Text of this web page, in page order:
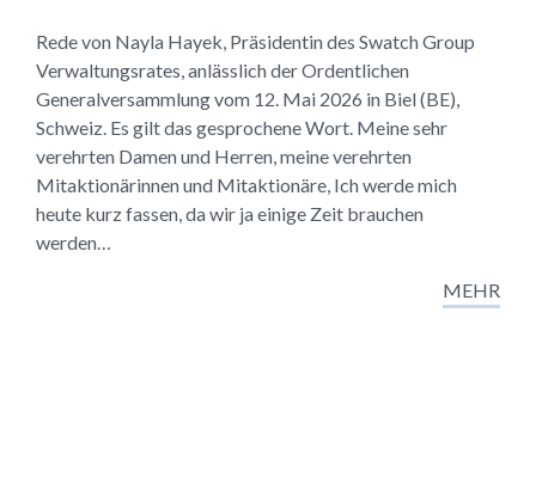
Rede von Nayla Hayek, Präsidentin des Swatch Group
Verwaltungsrates, anlässlich der Ordentlichen
Generalversammlung vom 12. Mai 2026 in Biel (BE),
Schweiz. Es gilt das gesprochene Wort. Meine sehr
verehrten Damen und Herren, meine verehrten
Mitaktionärinnen und Mitaktionäre, Ich werde mich
heute kurz fassen, da wir ja einige Zeit brauchen
werden…
MEHR